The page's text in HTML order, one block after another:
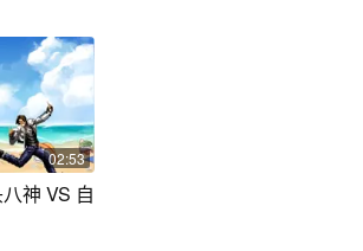
02:53
神 VS 自